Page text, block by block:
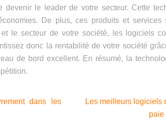
le leader de votre secteur. Cette
De plus, ces produits et
le secteur de votre société, les logiciels
donc la rentabilité de votre société
de bord excellent. En résumé, la
dans les
Les meilleurs logiciels
paie